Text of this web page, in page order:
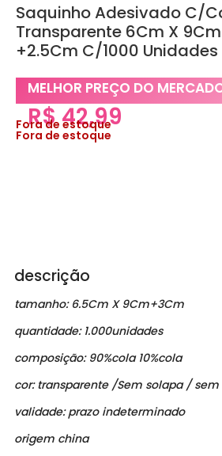
Saquinho Adesivado C/
Transparente 6Cm X
+2.5Cm C/1000 Unidades
MELHOR PREÇO DO
R$42,99
Fora de estoque
Fora de estoque
descrição
tamanho: 6.5Cm X 9Cm+3Cm
quantidade: 1.000unidades
composição: 90%cola 10%cola
cor: transparente /Sem solapa / sem
validade: prazo indeterminado
origem china